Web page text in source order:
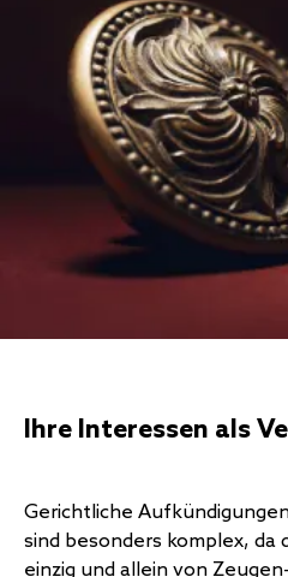
Ihre Interessen als
Gerichtliche
sind besonders komplex, da
einzig und allein von